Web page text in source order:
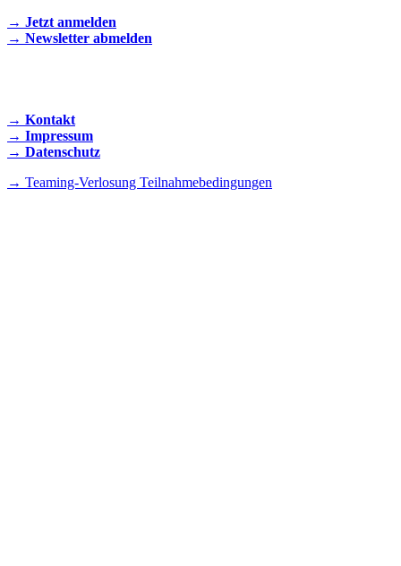
→ Jetzt anmelden
→ Newsletter abmelden
→ Kontakt
→ Impressum
→ Datenschutz
→ Teaming-Verlosung Teilnahmebedingungen